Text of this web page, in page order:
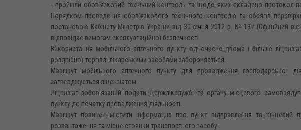
- пройшли обов’язковий технічний контроль та щодо яких складено протокол
Порядком проведення обов’язкового технічного контролю та обсягів
постановою Кабінету Міністрів України від 30 січня 2012 р. № 137 (Офіційний
відповідає вимогам експлуатаційної безпечності.
Використання мобільного аптечного пункту одночасно двома і більше
роздрібної торгівлі лікарськими засобами забороняється.
Маршрут мобільного аптечного пункту для провадження господарської
затверджується ліцензіатом.
Ліцензіат зобов’язаний подати Держлікслужбі та органу місцевого
пункту до початку провадження діяльності.
Маршрут повинен містити інформацію про пункт відправлення та кінцевий
розвантаження та місце стоянки транспортного засобу.